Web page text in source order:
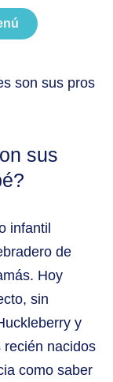
son sus pros
sus
infantil
de
Hoy
sin
y
recién nacidos
como saber